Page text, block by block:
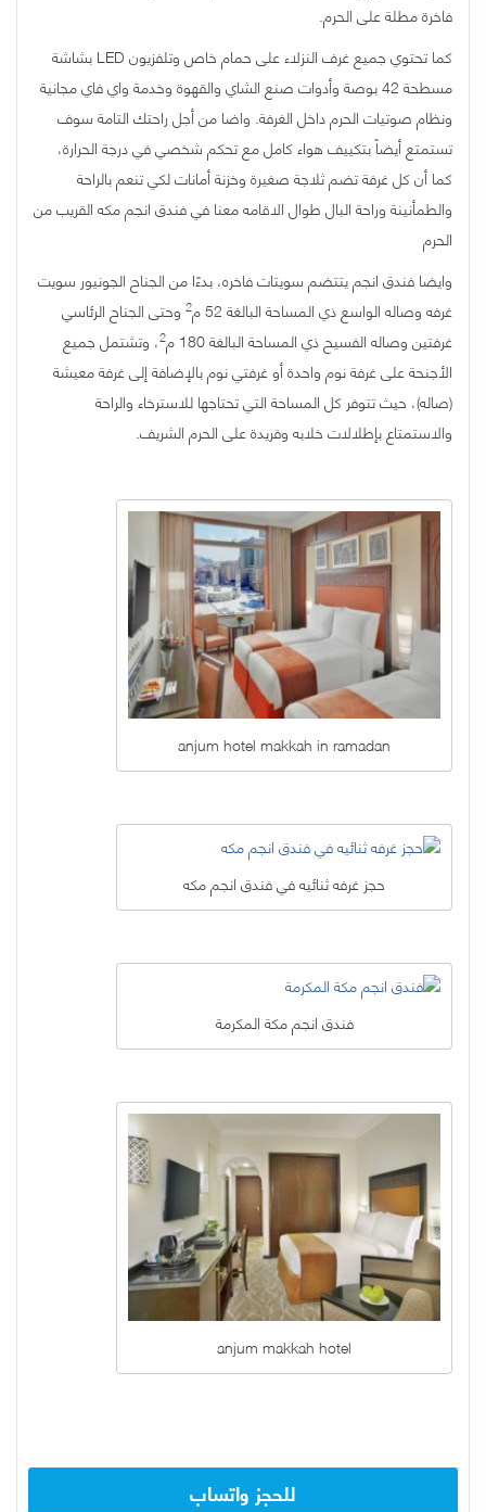
فاخرة مطلة على الحرم.
كما تحتوي جميع غرف النزلاء على حمام خاص وتلفزيون LED بشاشة
مسطحة 42بوصة وأدوات صنع الشاي والقهوة وخدمة واي فاي مجانية
ونظام صوتيات الحرم داخل الغرفة. واضا من أجل راحتك التامة سوف
تستمتع أيضاً بتكييف هواء كامل مع تحكم شخصي في درجة الحرارة،
كما أن كل غرفة تضم ثلاجة صغيرة وخزنة أمانات لكي تنعم بالراحة
والطمأنينة وراحة البال طوال الاقامه معنا في فندق انجم مكه القريب من
الحرم
وايضا فندق انجم يتتضم سويتات فاخره، بدءًا من الجناح الجونيور سويت
غرفه وصاله الواسع ذي المساحة البالغة 52م2 وحتى الجناح الرئاسي
غرفتين وصاله الفسيح ذي المساحة البالغة180 م2، وتشتمل جميع
الأجنحة على غرفة نوم واحدة أو غرفتي نوم بالإضافة إلى غرفة معيشة
(صاله)، حيث تتوفر كل المساحة التي تحتاجها للاسترخاء والراحة
والاستمتاع بإطلالات خلابه وفريدة على الحرم الشريف.
anjum hotel makkah in ramadan
حجز غرفه ثنائيه في فندق انجم مكه
فندق انجم مكة المكرمة
anjum makkah hotel
للحجز واتساب